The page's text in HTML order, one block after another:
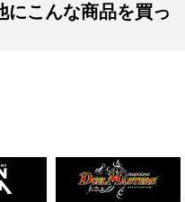
にこんな商品を買っ